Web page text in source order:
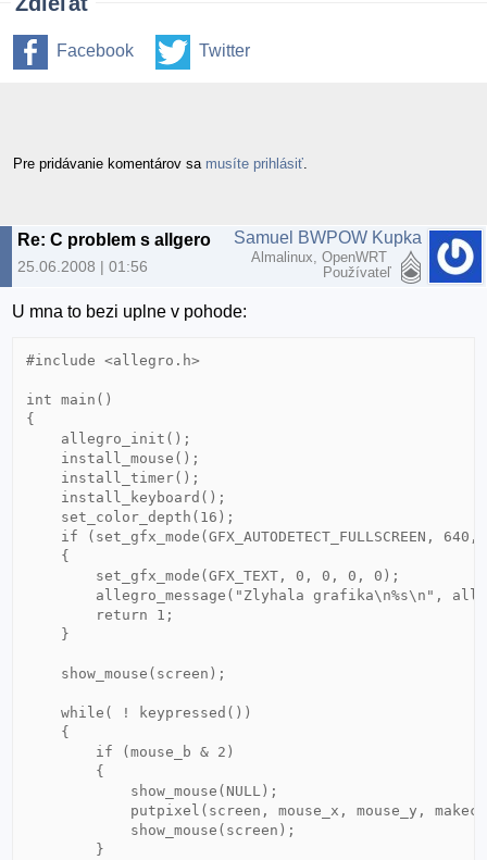
Facebook Twitter
Pre pridávanie komentárov sa musíte prihlásiť
Re: C problem s allgero
25.06.2008 | 01:56
Samuel BWPOW Kupka
Almalinux, OpenWRT
Používateľ
U mna to bezi uplne v pohode:
#include <allegro.h>
int main()
{
    allegro_init();
    install_mouse();
    install_timer();
    install_keyboard();
    set_color_depth(16);
if (set_gfx_mode(GFX_AUTODETECT_FULLSCREEN, 640,
    {
        set_gfx_mode(GFX_TEXT, 0, 0, 0, 0);
allegro_message("Zlyhala grafika\n%s\n",
        return 1;
    }
    show_mouse(screen);
    while( ! keypressed())
    {
        if (mouse_b & 2)
        {
            show_mouse(NULL);
putpixel(screen, mouse_x, mouse_y,
            show_mouse(screen);
        }